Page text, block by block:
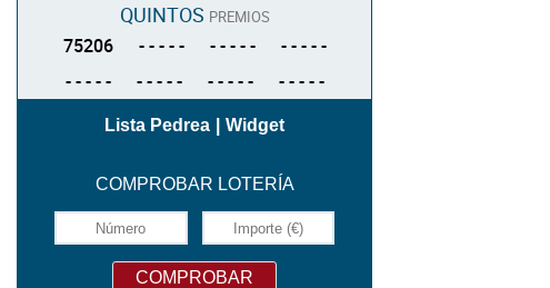
QUINTOS PREMIOS
75206 - - - - - - - - - -
- - - - -
- - - - -
- - - - - - - - - - - - - - -
Lista Pedrea Widget
COMPROBAR LOTERÍA